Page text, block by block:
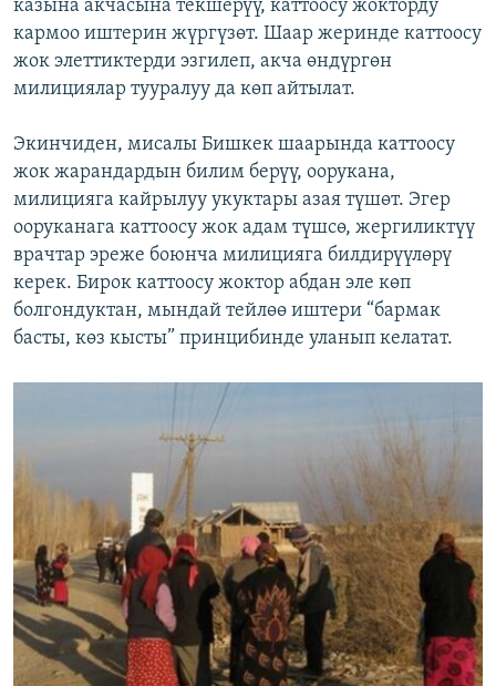
казына акчасына текшерүү, каттоосу жокторду
кармоо иштерин жүргүзөт. Шаар жеринде каттоосу
жок элеттиктерди эзгилеп, акча өндүргөн
милициялар тууралуу да көп айтылат.
Экинчиден, мисалы Бишкек шаарында каттоосу
жок жарандардын билим берүү, оорукана,
милицияга кайрылуу укуктары азая түшөт. Эгер
ооруканага каттоосу жок адам түшсө, жергиликтүү
врачтар эреже боюнча милицияга билдирүүлөрү
керек. Бирок каттоосу жоктор абдан эле көп
болгондуктан, мындай тейлөө иштери “бармак
басты, көз кысты” принцибинде уланып келатат.